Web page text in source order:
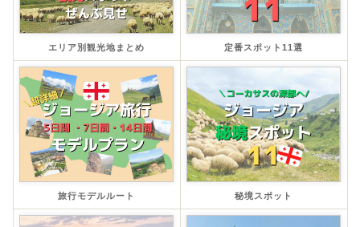
エリア別観光地まとめ 定番スポット11選
旅行モデルルート 秘境スポット